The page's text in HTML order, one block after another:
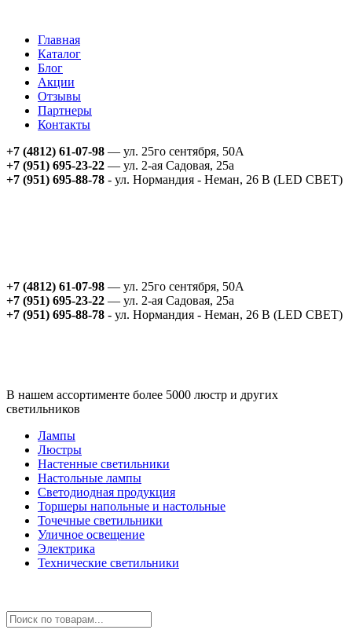
Главная
Каталог
Блог
Акции
Отзывы
Партнеры
Контакты
+7 (4812) 61-07-98 — ул. 25го сентября, 50А
+7 (951) 695-23-22 — ул. 2-ая Садовая, 25а
+7 (951) 695-88-78 - ул. Нормандия - Неман, 26 В (LED СВЕТ)
+7 (4812) 61-07-98 — ул. 25го сентября, 50А
+7 (951) 695-23-22 — ул. 2-ая Садовая, 25а
+7 (951) 695-88-78 - ул. Нормандия - Неман, 26 В (LED СВЕТ)
В нашем ассортименте более 5000 люстр и других
светильников
Лампы
Люстры
Настенные светильники
Настольные лампы
Светодиодная продукция
Торшеры напольные и настольные
Точечные светильники
Уличное освещение
Электрика
Технические светильники